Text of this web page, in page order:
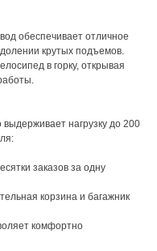
обеспечивает отличное
крутых подъемов.
в горку, открывая
нагрузку до 200
заказов за одну
корзина и багажник
комфортно